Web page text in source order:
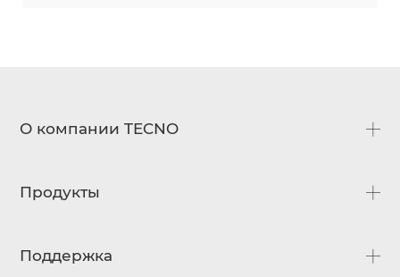
О компании TECNO
Продукты
Поддержка